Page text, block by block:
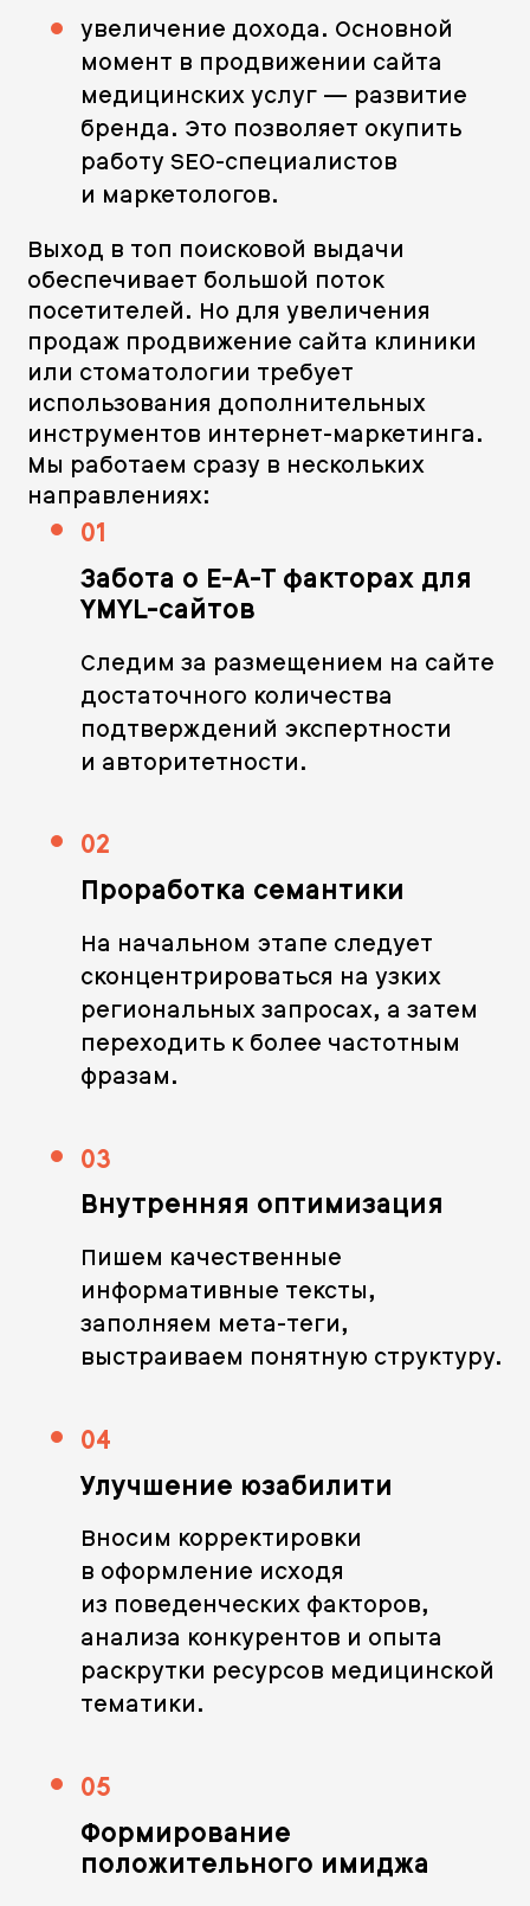
увеличение дохода. Основной
момент в продвижении сайта
медицинских услуг — развитие
бренда. Это позволяет окупить
работу SEO-специалистов
и маркетологов.
Выход в топ поисковой выдачи
обеспечивает большой поток
посетителей. Но для увеличения
продаж продвижение сайта клиники
или стоматологии требует
использования дополнительных
инструментов интернет-маркетинга.
Мы работаем сразу в нескольких
направлениях:
01
Забота о E-A-T факторах для
YMYL-сайтов
Следим за размещением на сайте
достаточного количества
подтверждений экспертности
и авторитетности.
02
Проработка семантики
На начальном этапе следует
сконцентрироваться на узких
региональных запросах, а затем
переходить к более частотным
фразам.
03
Внутренняя оптимизация
Пишем качественные
информативные тексты,
заполняем мета-теги,
выстраиваем понятную структуру.
04
Улучшение юзабилити
Вносим корректировки
в оформление исходя
из поведенческих факторов,
анализа конкурентов и опыта
раскрутки ресурсов медицинской
тематики.
05
Формирование
положительного имиджа